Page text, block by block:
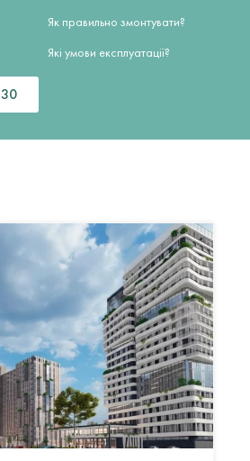
Як правильно змонтувати?
Які умови експлуатації?